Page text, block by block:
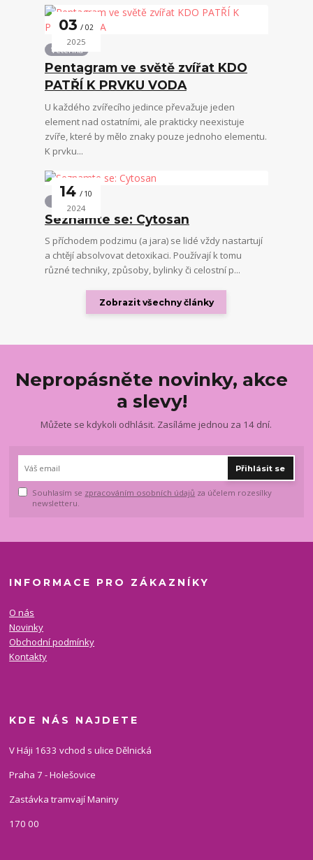
03 02
2025
Veterina
Pentagram ve světě zvířat KDO
PATŘÍ K PRVKU VODA
U každého zvířecího jedince převažuje jeden
element nad ostatními, ale prakticky neexistuje
zvíře, které by mělo znaky pouze jednoho elementu.
K prvku...
14 10
2024
Seznamte se: Cytosan
S příchodem podzimu (a jara) se lidé vždy nastartují
a chtějí absolvovat detoxikaci. Používají k tomu
různé techniky, způsoby, bylinky či celostní p...
Zobrazit všechny články
Nepropásněte novinky, akce
a slevy!
Můžete se kdykoli odhlásit. Zasíláme jednou za 14 dní.
Přihlásit se
Souhlasím se zpracováním osobních údajů za účelem rozesílky
newsletteru.
INFORMACE PRO ZÁKAZNÍKY
O nás
Novinky
Obchodní podmínky
Kontakty
KDE NÁS NAJDETE
V Háji 1633 vchod s ulice Dělnická
Praha 7 - Holešovice
Zastávka tramvají Maniny
170 00